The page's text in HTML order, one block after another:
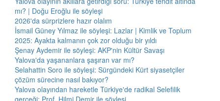
mı? | Doğu Eroğlu ile söyleşi
2026'da sürprizlere hazır olalım
İsmail Güney Yılmaz ile söyleşi: Lazlar | Kimlik ve Toplum
2025: Ayakta kalmanın çok zor olduğu bir yıldı
Şenay Aydemir ile söyleşi: AKP'nin Kültür Savaşı
Yalova'da yaşananlara şaşıran var mı?
Selahattin Soro ile söyleşi: Sürgündeki Kürt siyasetçiler
çözüm sürecine nasıl bakıyor?
Yalova olayından hareketle Türkiye'de radikal Selefilik
gerçeği: Prof. Hilmi Demir ile söyleşi